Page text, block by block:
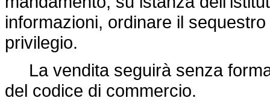
informazioni, ordinare il
privilegio.
La vendita seguirà senza
del codice di commercio.